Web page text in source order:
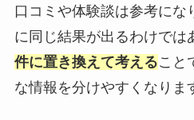
口コミや体験談は参考にな
に同じ結果が出るわけでは
件に置き換えて考えること
な情報を分けやすくなりま